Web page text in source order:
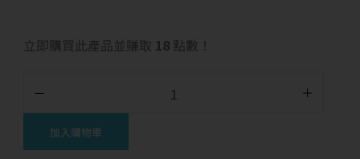
立即購買此產品並賺取 18 點數！
加入購物車